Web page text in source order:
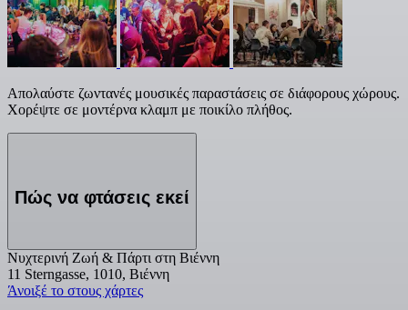
Απολαύστε ζωντανές μουσικές παραστάσεις σε διάφορους χώρους.
Χορέψτε σε μοντέρνα κλαμπ με ποικίλο πλήθος.
Πώς να φτάσεις εκεί
Νυχτερινή Ζωή & Πάρτι στη Βιέννη
11 Sterngasse, 1010, Βιέννη
Άνοιξέ το στους χάρτες